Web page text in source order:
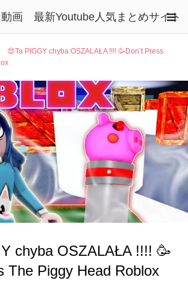
画 最新Youtube人気まとめサイト
😍Ta PIGGY chyba OSZALAŁA !!!! 🥳Don’t Press
chyba OSZALAŁA !!!! 🥳
The Piggy Head Roblox